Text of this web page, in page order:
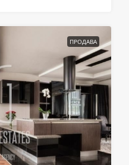
ПРОДАВА